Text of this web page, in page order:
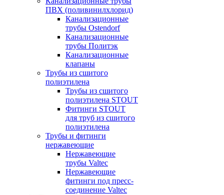
ПВХ (поливинилхлорид)
Канализационные
трубы Ostendorf
Канализационные
трубы Политэк
Канализационные
клапаны
Трубы из сшитого
полиэтилена
Трубы из сшитого
полиэтилена STOUT
Фитинги STOUT
для труб из сшитого
полиэтилена
Трубы и фитинги
нержавеющие
Нержавеющие
трубы Valtec
Нержавеющие
фитинги под пресс-
соединение Valtec